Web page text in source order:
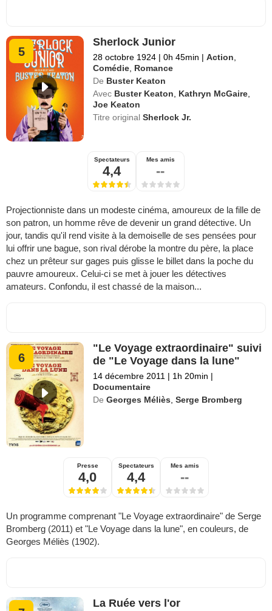
5
Sherlock Junior
28 octobre 1924 | 0h 45min | Action
Comédie Romance
De Buster Keaton
Avec Buster Keaton Kathryn McGaire
Joe Keaton
Titre originalSherlock Jr.
Spectateurs
4,4
Mes amis
--
Projectionniste dans un modeste cinéma, amoureux de la fille de
son patron, un homme rêve de devenir un grand détective. Un
jour, tandis qu'il rend visite à la demoiselle de ses pensées pour
lui offrir une bague, son rival dérobe la montre du père, la place
chez un prêteur sur gages puis glisse le billet dans la poche du
pauvre amoureux. Celui-ci se met à jouer les détectives
amateurs. Confondu, il est chassé de la maison...
6
"Le Voyage extraordinaire" suivi
de "Le Voyage dans la lune"
14 décembre 2011 | 1h 20min |
Documentaire
De Georges Méliès ,Serge Bromberg
Presse
4,0
Spectateurs
4,4
Mes amis
--
Un programme comprenant "Le Voyage extraordinaire" de Serge
Bromberg (2011) et "Le Voyage dans la lune", en couleurs, de
Georges Méliès (1902).
La Ruée vers l'or